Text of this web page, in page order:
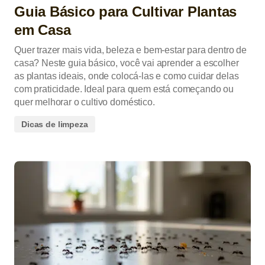
Guia Básico para Cultivar Plantas
em Casa
Quer trazer mais vida, beleza e bem-estar para dentro de
casa? Neste guia básico, você vai aprender a escolher
as plantas ideais, onde colocá-las e como cuidar delas
com praticidade. Ideal para quem está começando ou
quer melhorar o cultivo doméstico.
Dicas de limpeza